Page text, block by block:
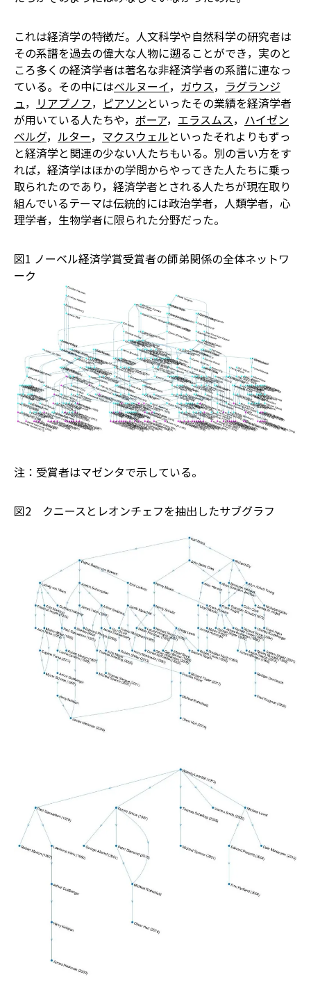
これは経済学の特徴だ。人文科学や自然科学の研究者は
その系譜を過去の偉大な人物に遡ることができ，実のと
ころ多くの経済学者は著名な非経済学者の系譜に連なっ
ている。その中にはベルヌーイ， ガウス， ラグランジ
ュ， リアプノフ， ピアソンといったその業績を経済学者
が用いている人たちや， ボーア， エラスムス， ハイゼン
ベルグ， ルター， マクスウェルといったそれよりもずっ
と経済学と関連の少ない人たちもいる。別の言い方をす
れば，経済学はほかの学問からやってきた人たちに乗っ
取られたのであり，経済学者とされる人たちが現在取り
組んでいるテーマは伝統的には政治学者，人類学者，心
理学者，生物学者に限られた分野だった。
図1 ノーベル経済学賞受賞者の師弟関係の全体ネットワ
ーク
注：受賞者はマゼンタで示している。
図2 クニースとレオンチェフを抽出したサブグラフ